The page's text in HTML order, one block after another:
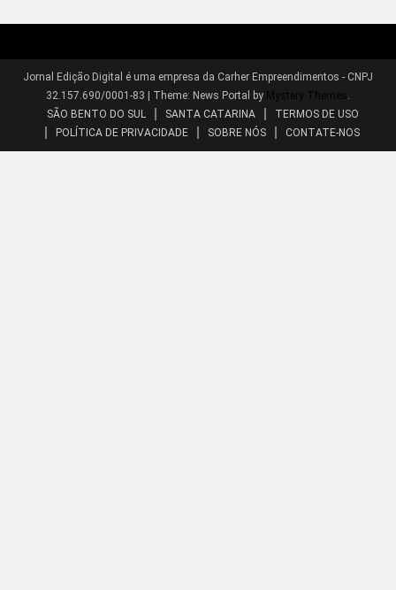
Jornal Edição Digital é uma empresa da Carher Empreendimentos - CNPJ
32.157.690/0001-83
Theme: News Portal by Mystery Themes .
SÃO BENTO DO SUL
SANTA CATARINA
TERMOS DE USO
POLÍTICA DE PRIVACIDADE
SOBRE NÓS CONTATE-NOS